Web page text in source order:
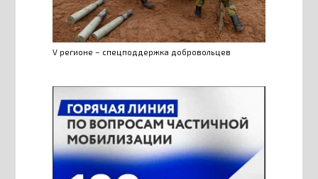
V регионе – спецподдержка добровольцев